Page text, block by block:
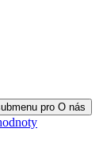
pro O nás